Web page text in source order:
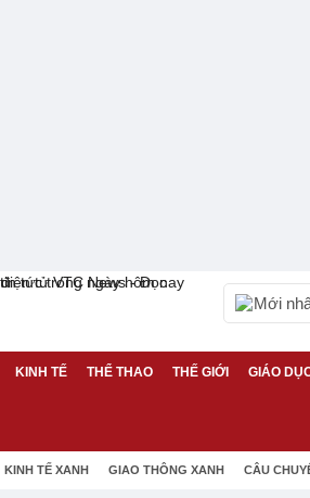
Mới
KINH TẾ THỂ THAO THẾ GIỚI GIÁO
KINH TẾ XANH GIAO THÔNG XANH CÂU